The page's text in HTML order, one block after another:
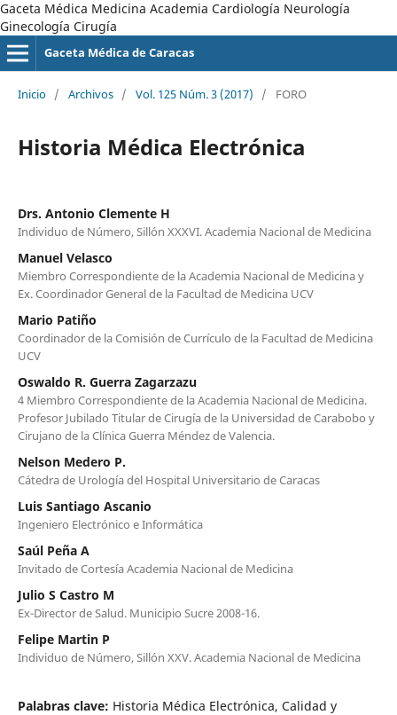
Gaceta Médica Medicina Academia Cardiología Neurología
Ginecología Cirugía
Gaceta Médica de Caracas
Inicio / Archivos / Vol. 125 Núm. 3 (2017) / FORO
Historia Médica Electrónica
Drs. Antonio Clemente H
Individuo de Número, Sillón XXXVI. Academia Nacional de Medicina
Manuel Velasco
Miembro Correspondiente de la Academia Nacional de Medicina y
Ex. Coordinador General de la Facultad de Medicina UCV
Mario Patiño
Coordinador de la Comisión de Currículo de la Facultad de Medicina
UCV
Oswaldo R. Guerra Zagarzazu
4 Miembro Correspondiente de la Academia Nacional de Medicina.
Profesor Jubilado Titular de Cirugía de la Universidad de Carabobo y
Cirujano de la Clínica Guerra Méndez de Valencia.
Nelson Medero P.
Cátedra de Urología del Hospital Universitario de Caracas
Luis Santiago Ascanio
Ingeniero Electrónico e Informática
Saúl Peña A
Invitado de Cortesía Academia Nacional de Medicina
Julio S Castro M
Ex-Director de Salud. Municipio Sucre 2008-16.
Felipe Martin P
Individuo de Número, Sillón XXV. Academia Nacional de Medicina
Palabras clave: Historia Médica Electrónica, Calidad y